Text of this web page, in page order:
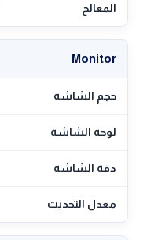
المعالج
Monitor
حجم الشاشة
لوحة الشاشة
دقة الشاشة
معدل التحديث